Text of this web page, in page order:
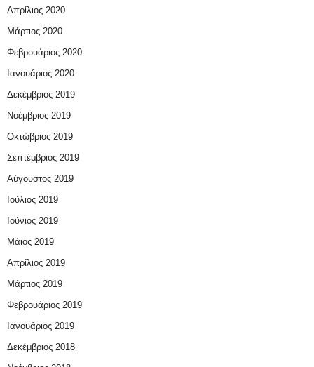
Απρίλιος 2020
Μάρτιος 2020
Φεβρουάριος 2020
Ιανουάριος 2020
Δεκέμβριος 2019
Νοέμβριος 2019
Οκτώβριος 2019
Σεπτέμβριος 2019
Αύγουστος 2019
Ιούλιος 2019
Ιούνιος 2019
Μάιος 2019
Απρίλιος 2019
Μάρτιος 2019
Φεβρουάριος 2019
Ιανουάριος 2019
Δεκέμβριος 2018